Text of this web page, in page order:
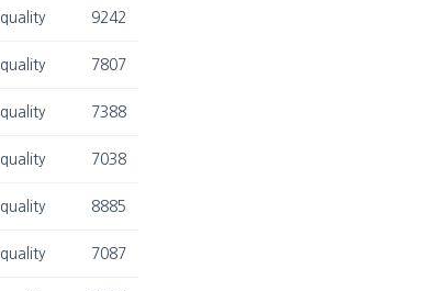
quality 9242
quality 7807
quality 7388
quality 7038
quality 8885
quality 7087